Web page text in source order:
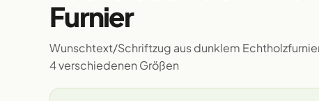
Furnier
Wunschtext/Schriftzug aus dunklem
4 verschiedenen Größen